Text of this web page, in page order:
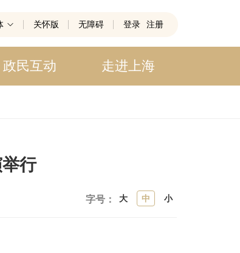
关怀版 无障碍 登录 注册
政民互动 走进上海
行
字号： 大 中 小